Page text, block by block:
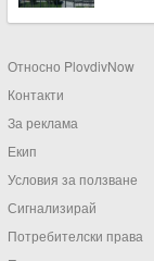
Вижте пълното
Относно PlovdivNow
Контакти
За реклама
Екип
Условия за ползване
Сигнализирай
Потребителски права